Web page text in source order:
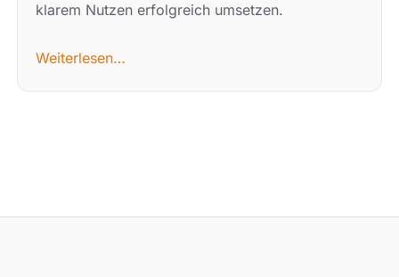
klarem Nutzen erfolgreich umsetzen.
Weiterlesen…